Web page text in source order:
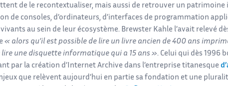
de le recontextualiser, mais aussi de retrouver un patrimoine
de consoles, d’ordinateurs, d’interfaces de programmation
au sein de leur écosystème. Brewster Kahle l’avait relevé
« alors qu’il est possible de lire un livre ancien de 400 ans
lire une disquette informatique qui a 15 ans ». Celui qui dès 1996
par la création d’Internet Archive dans l’entreprise titanesque
que relèvent aujourd’hui en partie sa fondation et une